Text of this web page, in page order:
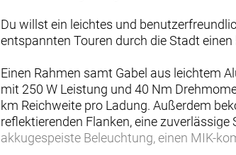
Du willst ein leichtes und
entspannten Touren durch die Stadt
Einen Rahmen samt Gabel aus leichtem
mit 250 W Leistung und 40 Nm
km Reichweite pro Ladung. Außerdem
reflektierenden Flanken, eine
akkugespeiste Beleuchtung, einen MIK-